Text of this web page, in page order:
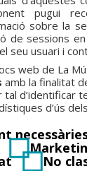
pugui
sobre la
de sessions en
seu usuari i
web de La
amb la finalitat
d’identificar
d’ús
No